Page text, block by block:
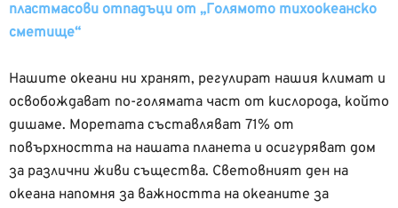
пластмасови отпадъци от „Голямото тихоокеанско
сметище“
Нашите океани ни хранят, регулират нашия климат и
освобождават по-голямата част от кислорода, който
дишаме. Моретата съставляват 71% от
повърхността на нашата планета и осигуряват дом
за различни живи същества. Световният ден на
океана напомня за важността на океаните за